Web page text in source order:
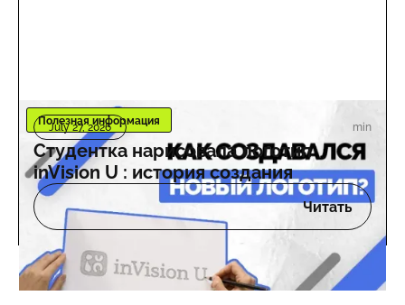
Полезная информация
July 27, 2026 min
Студентка нарисовала логотип
inVision U : история создания
Читать